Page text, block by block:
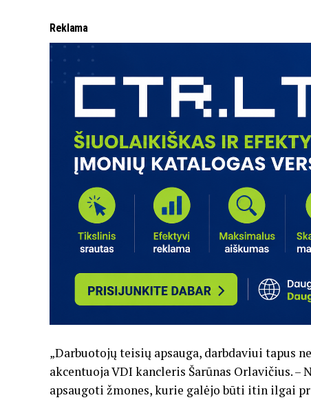
Reklama
„Darbuotojų teisių apsauga, darbdaviui tapus
akcentuoja VDI kancleris Šarūnas Orlavičius.
apsaugoti žmones, kurie galėjo būti itin ilgai